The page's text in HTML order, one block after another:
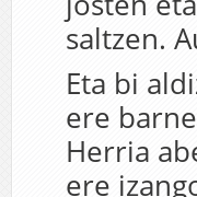
saltzen.
Eta bi
ere
Herria
ere